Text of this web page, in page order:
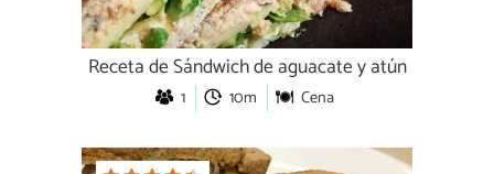
Receta de Sándwich de aguacate y atún
1 10m Cena